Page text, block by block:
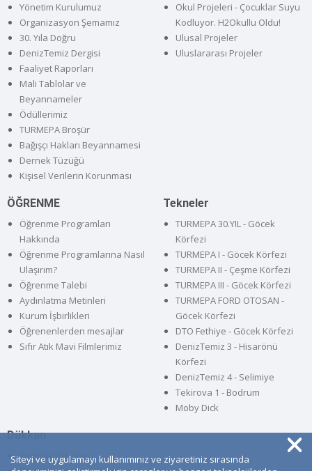
Yönetim Kurulumuz
Organizasyon Şemamız
30. Yıla Doğru
DenizTemiz Dergisi
Faaliyet Raporları
Mali Tablolar ve
Beyannameler
Ödüllerimiz
TURMEPA Broşür
Bağışçı Hakları Beyannamesi
Dernek Tüzüğü
Kişisel Verilerin Korunması
Okul Projeleri - Çocuklar Suyu
Kodluyor. H2Okullu Oldu!
Ulusal Projeler
Uluslararası Projeler
ÖĞRENME
Öğrenme Programları
Hakkında
Öğrenme Programlarına Nasıl
Ulaşırım?
Öğrenme Talebi
Aydınlatma Metinleri
Kurum İşbirlikleri
Öğrenenlerden mesajlar
Sıfır Atık Mavi Filmlerimiz
Tekneler
TURMEPA 30.YIL - Göcek
Körfezi
TURMEPA I - Göcek Körfezi
TURMEPA II - Çeşme Körfezi
TURMEPA III - Göcek Körfezi
TURMEPA FORD OTOSAN -
Göcek Körfezi
DTO Fethiye - Göcek Körfezi
DenizTemiz 3 - Hisarönü
Körfezi
DenizTemiz 4 - Selimiye
Tekirova 1 - Bodrum
Moby Dick
Dükkan
Temizlik Ürünleri
Siteyi ve uygulamayı kullanımınız ve ziyaretiniz sırasında